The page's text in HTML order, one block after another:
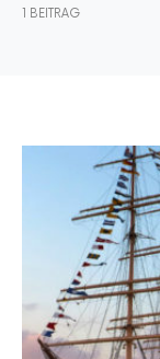
1 BEITRAG